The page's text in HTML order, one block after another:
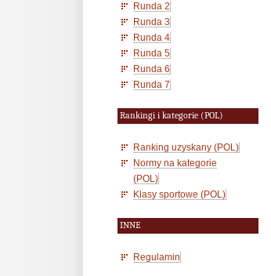
Runda 2
Runda 3
Runda 4
Runda 5
Runda 6
Runda 7
Rankingi i kategorie (POL)
Ranking uzyskany (POL)
Normy na kategorie
(POL)
Klasy sportowe (POL)
INNE
Regulamin